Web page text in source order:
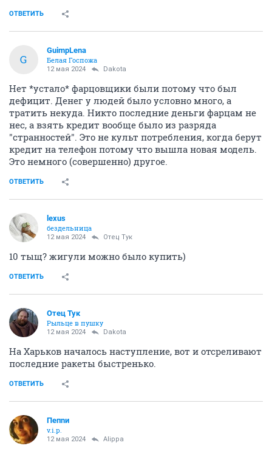
ОТВЕТИТЬ
G
GuimpLena
Белая Госпожа
12 мая 2024 Dаkota
Нет *устало* фарцовщики были потому что был
дефицит. Денег у людей было условно много, а
тратить некуда. Никто последние деньги фарцам не
нес, а взять кредит вообще было из разряда
"странностей". Это не культ потребления, когда берут
кредит на телефон потому что вышла новая модель.
Это немного (совершенно) другое.
ОТВЕТИТЬ
lexus
бездельница
12 мая 2024 Отец Тук
10 тыщ? жигули можно было купить)
ОТВЕТИТЬ
Отец Тук
Рыльце в пушку
12 мая 2024 Dаkota
На Харьков началось наступление, вот и отсреливают
последние ракеты быстренько.
ОТВЕТИТЬ
Пепnи
v.i.p.
12 мая 2024 Alippa